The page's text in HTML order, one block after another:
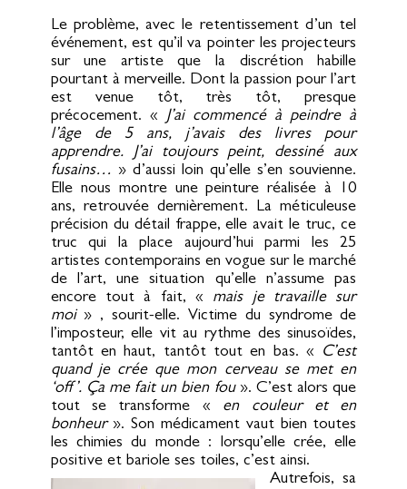
Le problème, avec le retentissement d’un tel
événement, est qu’il va pointer les projecteurs
sur une artiste que la discrétion habille
pourtant à merveille. Dont la passion pour l’art
est venue tôt, très tôt, presque
précocement. « J’ai commencé à peindre à
l’âge de 5 ans, j’avais des livres pour
apprendre. J’ai toujours peint, dessiné aux
fusains… » d’aussi loin qu’elle s’en souvienne.
Elle nous montre une peinture réalisée à 10
ans, retrouvée dernièrement. La méticuleuse
précision du détail frappe, elle avait le truc, ce
truc qui la place aujourd’hui parmi les 25
artistes contemporains en vogue sur le marché
de l’art, une situation qu’elle n’assume pas
encore tout à fait, « mais je travaille sur
moi» , sourit-elle. Victime du syndrome de
l’imposteur, elle vit au rythme des sinusoïdes,
tantôt en haut, tantôt tout en bas. « C’est
quand je crée que mon cerveau se met en
‘off’. Ça me fait un bien fou». C’est alors que
tout se transforme « en couleur et en
bonheur». Son médicament vaut bien toutes
les chimies du monde : lorsqu’elle crée, elle
positive et bariole ses toiles, c’est ainsi.
Autrefois, sa